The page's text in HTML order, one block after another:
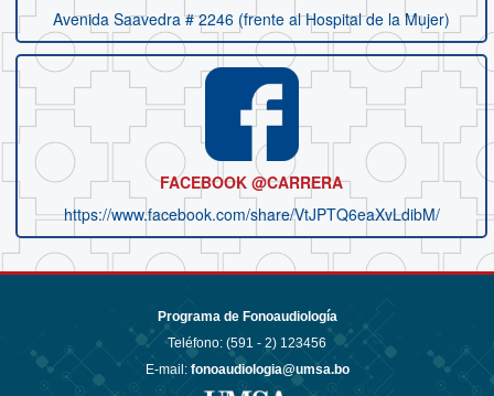
Avenida Saavedra # 2246 (frente al Hospital de la Mujer)
FACEBOOK @CARRERA
https://www.facebook.com/share/VtJPTQ6eaXvLdibM/
Programa de Fonoaudiología
Teléfono: (591 - 2) 123456
E-mail: fonoaudiologia@umsa.bo